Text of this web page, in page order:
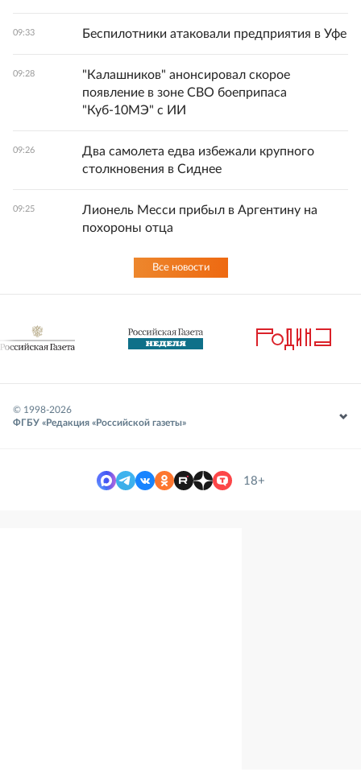
09:33 Беспилотники атаковали предприятия в Уфе
09:28
"Калашников" анонсировал скорое
появление в зоне СВО боеприпаса
"Куб-10МЭ" с ИИ
09:26
Два самолета едва избежали крупного
столкновения в Сиднее
09:25
Лионель Месси прибыл в Аргентину на
похороны отца
Все новости
© 1998-2026
ФГБУ «Редакция «Российской газеты»
18+